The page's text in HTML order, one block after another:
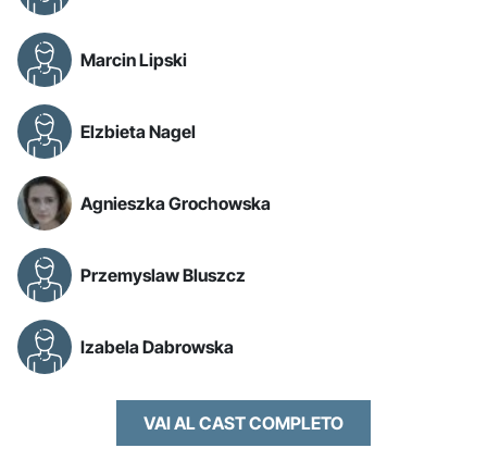
Marcin Lipski
Elzbieta Nagel
Agnieszka Grochowska
Przemyslaw Bluszcz
Izabela Dabrowska
VAI AL CAST COMPLETO